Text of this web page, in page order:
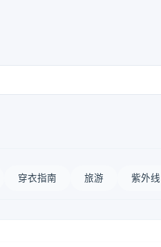
穿衣指南 旅游 紫外线